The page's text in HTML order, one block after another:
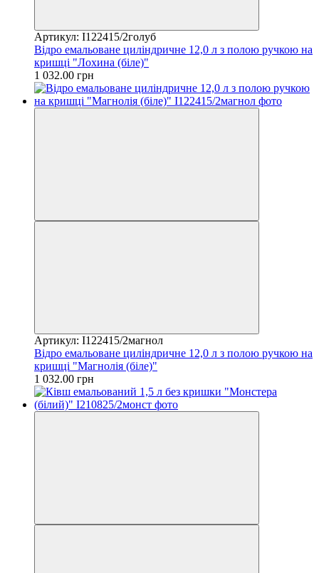
Артикул: I122415/2голуб
Відро емальоване циліндричне 12,0 л з полою ручкою на
кришці "Лохина (біле)"
1 032.00 грн
Артикул: I122415/2магнол
Відро емальоване циліндричне 12,0 л з полою ручкою на
кришці "Магнолія (біле)"
1 032.00 грн